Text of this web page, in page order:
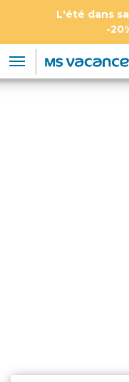
L'été dans
-